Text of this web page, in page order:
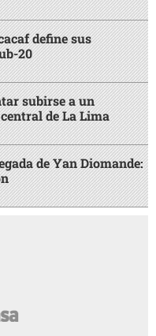
define sus
20
subirse a un
de La Lima
de Yan Diomande: